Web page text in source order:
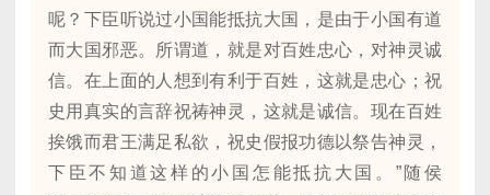
呢？下臣听说过小国能抵抗大国，是由于小国有道
而大国邪恶。所谓道，就是对百姓忠心，对神灵诚
信。在上面的人想到有利于百姓，这就是忠心；祝
史用真实的言辞祝祷神灵，这就是诚信。现在百姓
挨饿而君王满足私欲，祝史假报功德以祭告神灵，
下臣不知道这样的小国怎能抵抗大国。”随侯